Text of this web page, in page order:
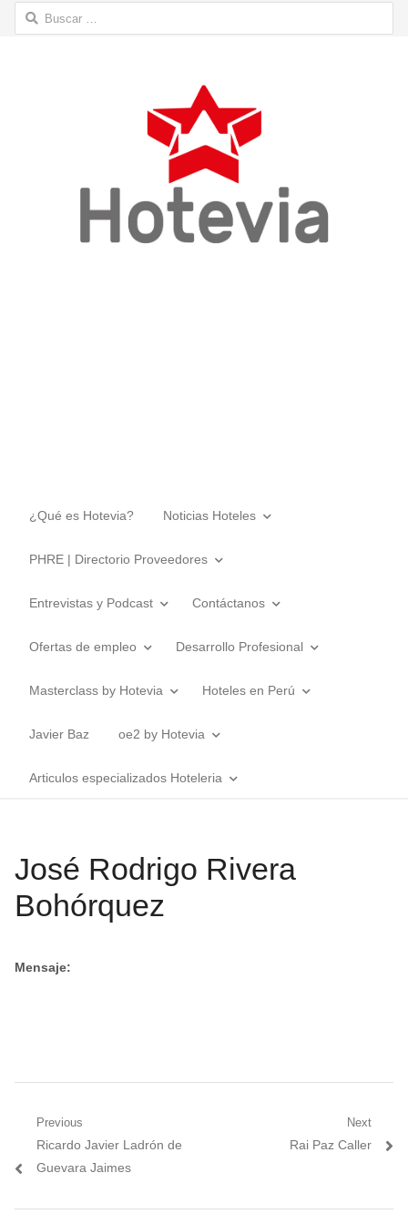
Buscar:
¿Qué es Hotevia? Noticias Hoteles
PHRE | Directorio Proveedores
Entrevistas y Podcast Contáctanos
Ofertas de empleo Desarrollo Profesional
Masterclass by Hotevia Hoteles en Perú
Javier Baz oe2 by Hotevia
Articulos especializados Hoteleria
José Rodrigo Rivera
Bohórquez
Mensaje:
Navegación
de
Previous
Previous
post:
Ricardo Javier Ladrón de
Guevara Jaimes
Next
Next
Rai Paz Caller